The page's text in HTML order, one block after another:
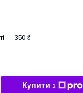
— 350 ₴
Купити з